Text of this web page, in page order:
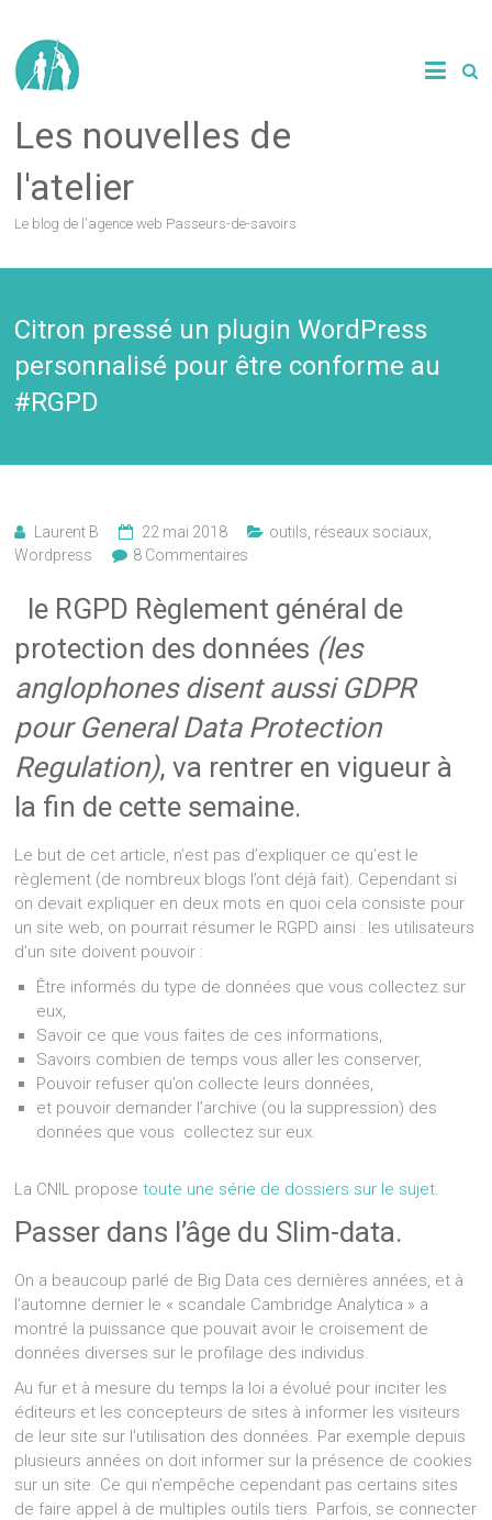
Les nouvelles de
l'atelier
Le blog de l'agence web Passeurs-de-savoirs
Citron pressé un plugin WordPress
personnalisé pour être conforme au
#RGPD
Laurent B 22 mai 2018 outils réseaux sociaux
Wordpress
8 Commentaires
le RGPD Règlement général de
protection des données (les
anglophones disent aussi GDPR
pour General Data Protection
Regulation), va rentrer en vigueur à
la fin de cette semaine.
Le but de cet article, n’est pas d’expliquer ce qu’est le
règlement (de nombreux blogs l’ont déjà fait). Cependant si
on devait expliquer en deux mots en quoi cela consiste pour
un site web, on pourrait résumer le RGPD ainsi : les utilisateurs
d’un site doivent pouvoir :
Être informés du type de données que vous collectez sur
eux,
Savoir ce que vous faites de ces informations,
Savoirs combien de temps vous aller les conserver,
Pouvoir refuser qu’on collecte leurs données,
et pouvoir demander l’archive (ou la suppression) des
données que vous collectez sur eux.
La CNIL proposetoute une série de dossiers sur le sujet.
Passer dans l’âge du Slim-data.
On a beaucoup parlé de Big Data ces dernières années, et à
l’automne dernier le « scandale Cambridge Analytica » a
montré la puissance que pouvait avoir le croisement de
données diverses sur le profilage des individus.
Au fur et à mesure du temps la loi a évolué pour inciter les
éditeurs et les concepteurs de sites à informer les visiteurs
de leur site sur l’utilisation des données. Par exemple depuis
plusieurs années on doit informer sur la présence de cookies
sur un site. Ce qui n’empêche cependant pas certains sites
de faire appel à de multiples outils tiers. Parfois, se connecter